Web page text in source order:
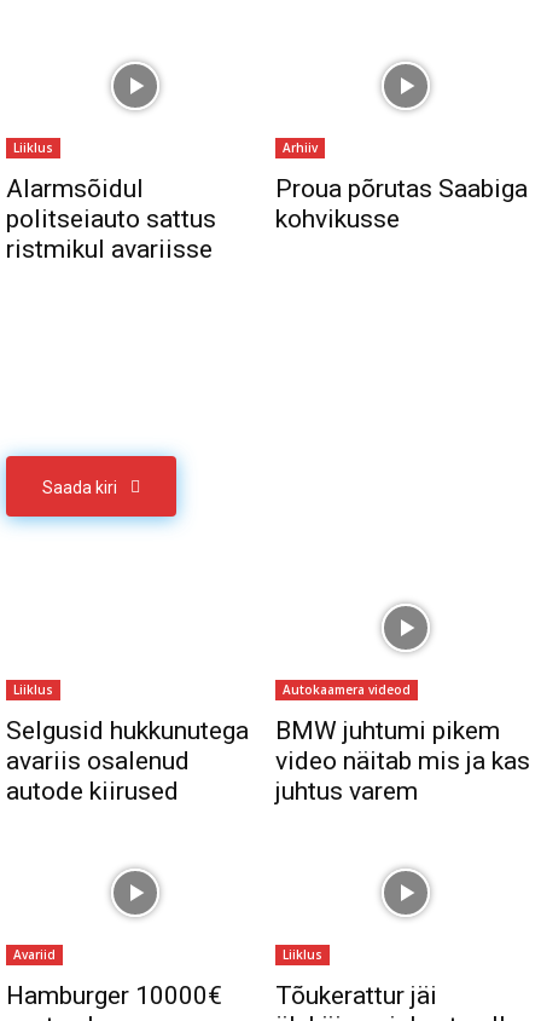
Liiklus
Alarmsõidul
politseiauto sattus
ristmikul avariisse
Arhiiv
Proua põrutas Saabiga
kohvikusse
Saada kiri
Liiklus
Selgusid hukkunutega
avariis osalenud
autode kiirused
Autokaamera videod
BMW juhtumi pikem
video näitab mis ja kas
juhtus varem
Avariid
Hamburger 10000€
Liiklus
Tõukerattur jäi